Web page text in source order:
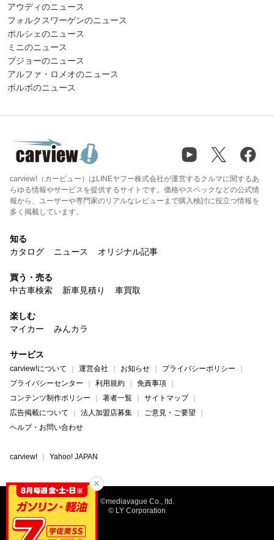
アウディのニュース
フォルクスワーゲンのニュース
ポルシェのニュース
ミニのニュース
プジョーのニュース
アルファ・ロメオのニュース
ボルボのニュース
carview!（カービュー）はLINEヤフー株式会社が運営するクルマに関するあ
らゆる情報やサービスを提供するサイトです。価格やスペックなどの公式情
報から、ユーザーや専門家のリアルなレビューまで購入検討に役立つ情報を
多く掲載しています。
知る
カタログ
ニュース オリジナル記事
買う・売る
中古車検索
新車見積り 車買取
楽しむ
マイカー
みんカラ
サービス
carview!について 運営会社 お知らせ
プライバシーポリシー
プライバシーセンター
利用規約
免責事項
コンテンツ制作ポリシー
著者一覧
サイトマップ
広告掲載について
法人加盟店募集
ご意見・ご要望
ヘルプ・お問い合わせ
carview! Yahoo! JAPAN
©mediavague Co., ltd.
© LY Corporation